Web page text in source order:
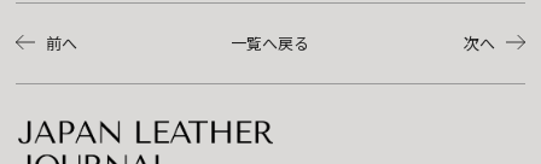
前へ 一覧へ戻る 次へ